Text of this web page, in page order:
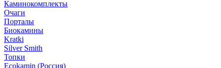
Каминокомплекты
Очаги
Порталы
Биокамины
Kratki
Silver Smith
Топки
Ecokamin (Россия)